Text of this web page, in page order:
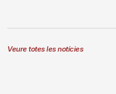
Veure totes les notícies